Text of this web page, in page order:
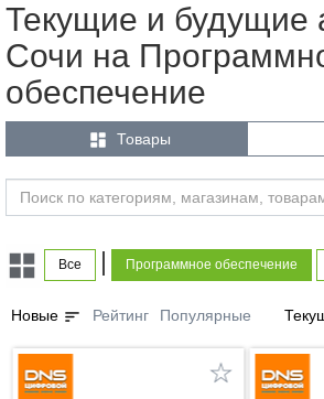
Текущие и будущие
Сочи на
обеспечение
 Товары
Все Программное обеспечение
Новые sort Рейтинг Популярные